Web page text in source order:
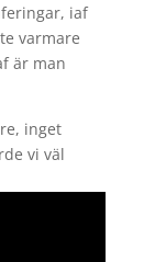
iaf
varmare
är man
inget
vi väl